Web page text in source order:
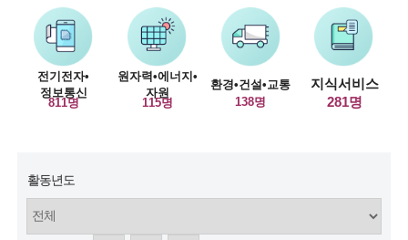
술
인
t
전기전자•
정보통신
811명
원자력•에너지•
자원
115명
환경•건설•교통
138명
지식서비스
281명
활동년도